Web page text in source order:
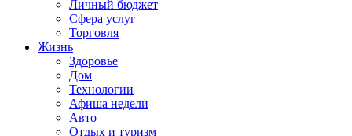
Личный бюджет
Сфера услуг
Торговля
Жизнь
Здоровье
Дом
Технологии
Афиша недели
Авто
Отдых и туризм